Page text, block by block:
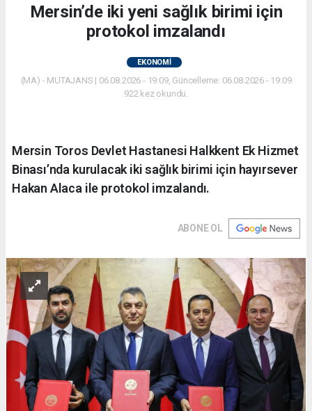
Mersin’de iki yeni sağlık birimi için
protokol imzalandı
EKONOMİ
(MA) - MUTAJANS | 06.08.2026 - 19:09, Güncelleme: 06.08.2026 - 19:09
922 kez okundu.
Mersin Toros Devlet Hastanesi Halkkent Ek Hizmet
Binası’nda kurulacak iki sağlık birimi için hayırsever
Hakan Alaca ile protokol imzalandı.
ABONE OL